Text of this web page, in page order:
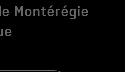
Montérégie